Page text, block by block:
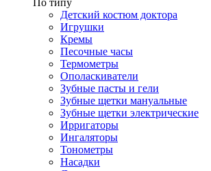
По типу
Детский костюм доктора
Игрушки
Кремы
Песочные часы
Термометры
Ополаскиватели
Зубные пасты и гели
Зубные щетки мануальные
Зубные щетки электрические
Ирригаторы
Ингаляторы
Тонометры
Насадки